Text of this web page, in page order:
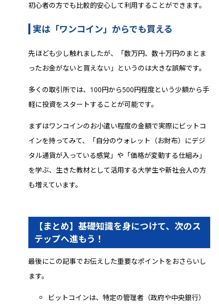
初心者の方でも比較的安心して利用することができます。
実は「ワンコイン」からでも買える
先ほども少し触れましたが、「数万円、数十万円のまとま
ったお金がないと買えない」というのは大きな誤解です。
多くの取引所では、100円から500円程度という少額から手
軽に投資をスタートすることが可能です。
まずはワンコインのお小遣い程度の金額で実際にビットコ
インを持ってみて、「自分のウォレット（お財布）にデジ
タル通貨が入っている感覚」や「価格が変動する仕組み」
を学ぶ、生きた教材として活用する大学生や新社会人の方
も増えています。
【まとめ】基礎知識を身につけて、次のス
テップへ進もう！
最後にこの記事でお伝えした重要なポイントをおさらいし
ます。
ビットコインは、特定の管理者（政府や中央銀行）